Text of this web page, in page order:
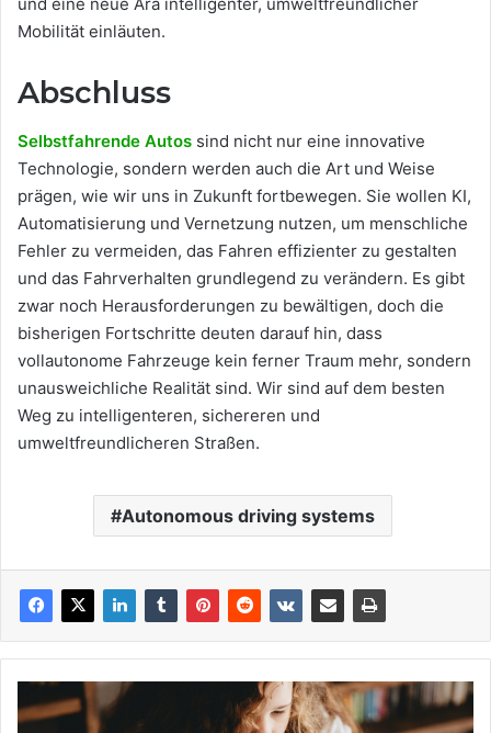
Mobilität einläuten.
Abschluss
Selbstfahrende Autos sind nicht nur eine innovative
Technologie, sondern werden auch die Art und Weise
prägen, wie wir uns in Zukunft fortbewegen. Sie wollen KI,
Automatisierung und Vernetzung nutzen, um menschliche
Fehler zu vermeiden, das Fahren effizienter zu gestalten
und das Fahrverhalten grundlegend zu verändern. Es gibt
zwar noch Herausforderungen zu bewältigen, doch die
bisherigen Fortschritte deuten darauf hin, dass
vollautonome Fahrzeuge kein ferner Traum mehr, sondern
unausweichliche Realität sind. Wir sind auf dem besten
Weg zu intelligenteren, sichereren und
umweltfreundlicheren Straßen.
Autonomous driving systems
Aufstieg